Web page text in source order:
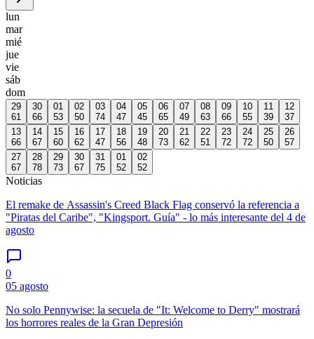
lun
mar
mié
jue
vie
sáb
dom
29
61
30
66
01
53
02
50
03
74
04
47
05
45
06
65
07
49
08
63
09
66
10
55
11
39
12
37
13
66
14
67
15
60
16
62
17
47
18
56
19
48
20
73
21
62
22
51
23
72
24
72
25
50
26
57
27
67
28
78
29
73
30
67
31
75
01
52
02
52
Noticias
El remake de Assassin's Creed Black Flag conservó la referencia a
"Piratas del Caribe", "Kingsport. Guía" - lo más interesante del 4 de
agosto
0
05 agosto
No solo Pennywise: la secuela de "It: Welcome to Derry" mostrará
los horrores reales de la Gran Depresión